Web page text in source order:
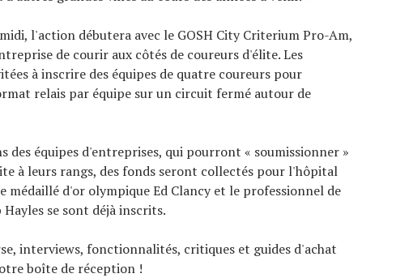
l'action débutera avec le GOSH City Criterium Pro-Am,
de courir aux côtés de coureurs d'élite. Les
à inscrire des équipes de quatre coureurs pour
relais par équipe sur un circuit fermé autour de
équipes d'entreprises, qui pourront « soumissionner »
à leurs rangs, des fonds seront collectés pour l'hôpital
médaillé d'or olympique Ed Clancy et le professionnel de
se sont déjà inscrits.
interviews, fonctionnalités, critiques et guides d'achat
boîte de réception !